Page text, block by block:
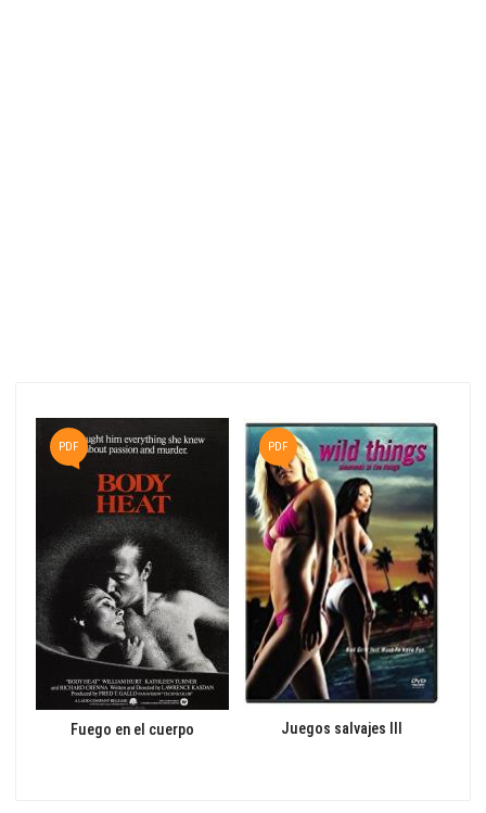
Fuego en el cuerpo
PDF
Juegos salvajes III
PDF